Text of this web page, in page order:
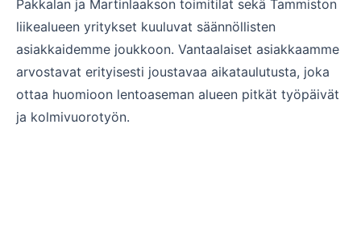
Pakkalan ja Martinlaakson toimitilat sekä Tammiston
liikealueen yritykset kuuluvat säännöllisten
asiakkaidemme joukkoon. Vantaalaiset asiakkaamme
arvostavat erityisesti joustavaa aikataulutusta, joka
ottaa huomioon lentoaseman alueen pitkät työpäivät
ja kolmivuorotyön.